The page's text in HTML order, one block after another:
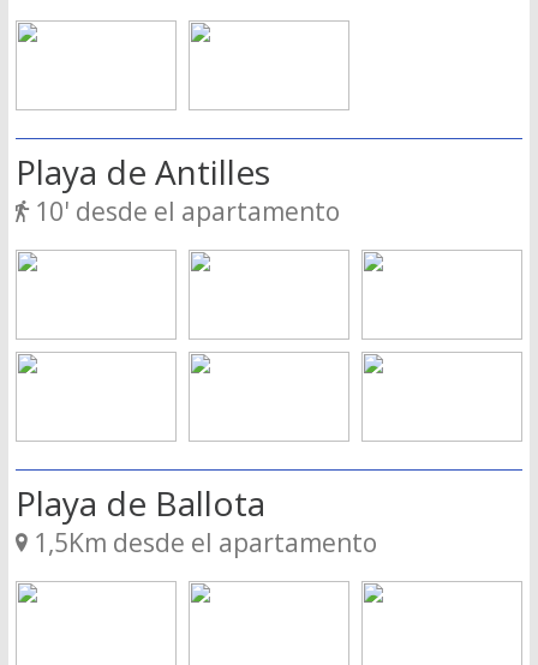
Playa de Antilles
10' desde el apartamento
Playa de Ballota
1,5Km desde el apartamento